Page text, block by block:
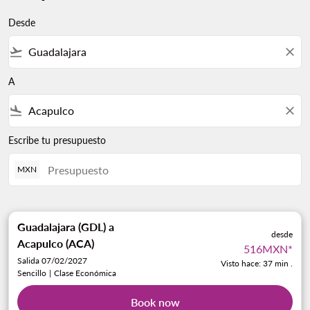
Desde
flight_takeoff close
A
flight_land close
Escribe tu presupuesto
MXN
Guadalajara (GDL) a
Acapulco (ACA)
Salida 07/02/2027
Sencillo | Clase Económica
desde
516MXN*
Visto hace: 37 min .
Book now